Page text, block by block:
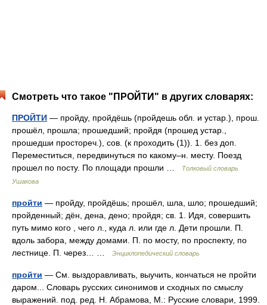
Смотреть что такое "ПРОЙТИ" в других словарях:
ПРОЙТИ — пройду, пройдёшь (пройдешь обл. и устар.), прош.
прошёл, прошла; прошедший; пройдя (прошед устар.,
прошедши простореч.), сов. (к проходить (1)). 1. без доп.
Переместиться, передвинуться по какому–н. месту. Поезд
прошел по посту. По площади прошли …
Толковый словарь
Ушакова
пройти — пройду, пройдёшь; прошёл, шла, шло; прошедший;
пройденный; дён, дена, дено; пройдя; св. 1. Идя, совершить
путь мимо кого , чего л., куда л. или где л. Дети прошли. П.
вдоль забора, между домами. П. по мосту, по проспекту, по
лестнице. П. через… …
Энциклопедический словарь
пройти — См. выздоравливать, выучить, кончаться не пройти
даром... Словарь русских синонимов и сходных по смыслу
выражений. под. ред. Н. Абрамова, М.: Русские словари, 1999.